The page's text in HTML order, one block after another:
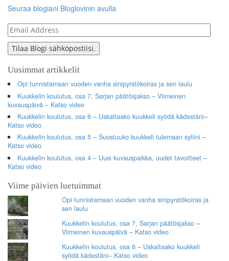
Seuraa blogiani Bloglovinin avulla
Email
Address
Tilaa Blogi sähköpostiisi.
Uusimmat artikkelit
Opi tunnistamaan vuoden vanha sinipyrstökoiras ja sen laulu
Kuukkelin koulutus, osa 7, Sarjan päätösjakso – Viimeinen
kuvauspäivä – Katso video
Kuukkelin koulutus, osa 6 – Uskaltaako kuukkeli syödä kädestäni–
Katso video
Kuukkelin koulutus, osa 5 – Suostuuko kuukkeli tulemaan syliini –
Katso video
Kuukkelin koulutus, osa 4 – Uusi kuvauspaikka, uudet tavoitteet –
Katso video
Viime päivien luetuimmat
Opi tunnistamaan vuoden vanha sinipyrstökoiras ja
sen laulu
Kuukkelin koulutus, osa 7, Sarjan päätösjakso –
Viimeinen kuvauspäivä – Katso video
Kuukkelin koulutus, osa 6 – Uskaltaako kuukkeli
syödä kädestäni– Katso video